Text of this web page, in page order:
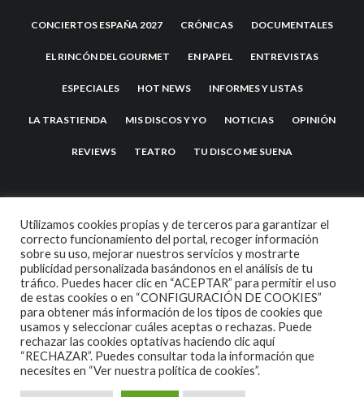
CONCIERTOS ESPAÑA 2027 CRÓNICAS DOCUMENTALES
EL RINCÓN DEL GOURMET EN PAPEL ENTREVISTAS
ESPECIALES HOT NEWS INFORMES Y LISTAS
LA TRASTIENDA MIS DISCOS Y YO NOTICIAS OPINIÓN
REVIEWS TEATRO TU DISCO ME SUENA
2007 COPYRIGHT -CODETIPITHEME
Utilizamos cookies propias y de terceros para garantizar el
correcto funcionamiento del portal, recoger información
sobre su uso, mejorar nuestros servicios y mostrarte
publicidad personalizada basándonos en el análisis de tu
tráfico. Puedes hacer clic en “ACEPTAR” para permitir el uso
de estas cookies o en “CONFIGURACIÓN DE COOKIES”
para obtener más información de los tipos de cookies que
usamos y seleccionar cuáles aceptas o rechazas. Puede
rechazar las cookies optativas haciendo clic aquí
“RECHAZAR”. Puedes consultar toda la información que
necesites en “Ver nuestra política de cookies”.